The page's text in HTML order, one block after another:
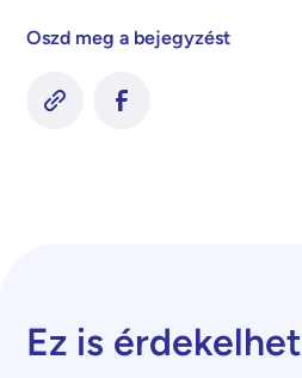
Oszd meg a bejegyzést
Ez is érdekelhet